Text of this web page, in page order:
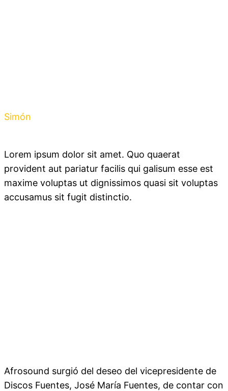
Simón
Lorem ipsum dolor sit amet. Quo quaerat
provident aut pariatur facilis qui galisum esse est
maxime voluptas ut dignissimos quasi sit voluptas
accusamus sit fugit distinctio.
Afrosound surgió del deseo del vicepresidente de
Discos Fuentes, José María Fuentes, de contar con